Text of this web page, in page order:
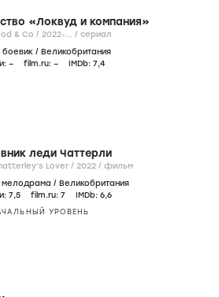
«Локвуд и компания»
Lockwood & Co / 2022-... / сериал
боевик / Великобритания
– film.ru: – IMDb: 7,4
леди Чаттерли
Lady Chatterley’s Lover / 2022 / фильм
мелодрама / Великобритания
7,5 film.ru: 7 IMDb: 6,6
УРОВЕНЬ